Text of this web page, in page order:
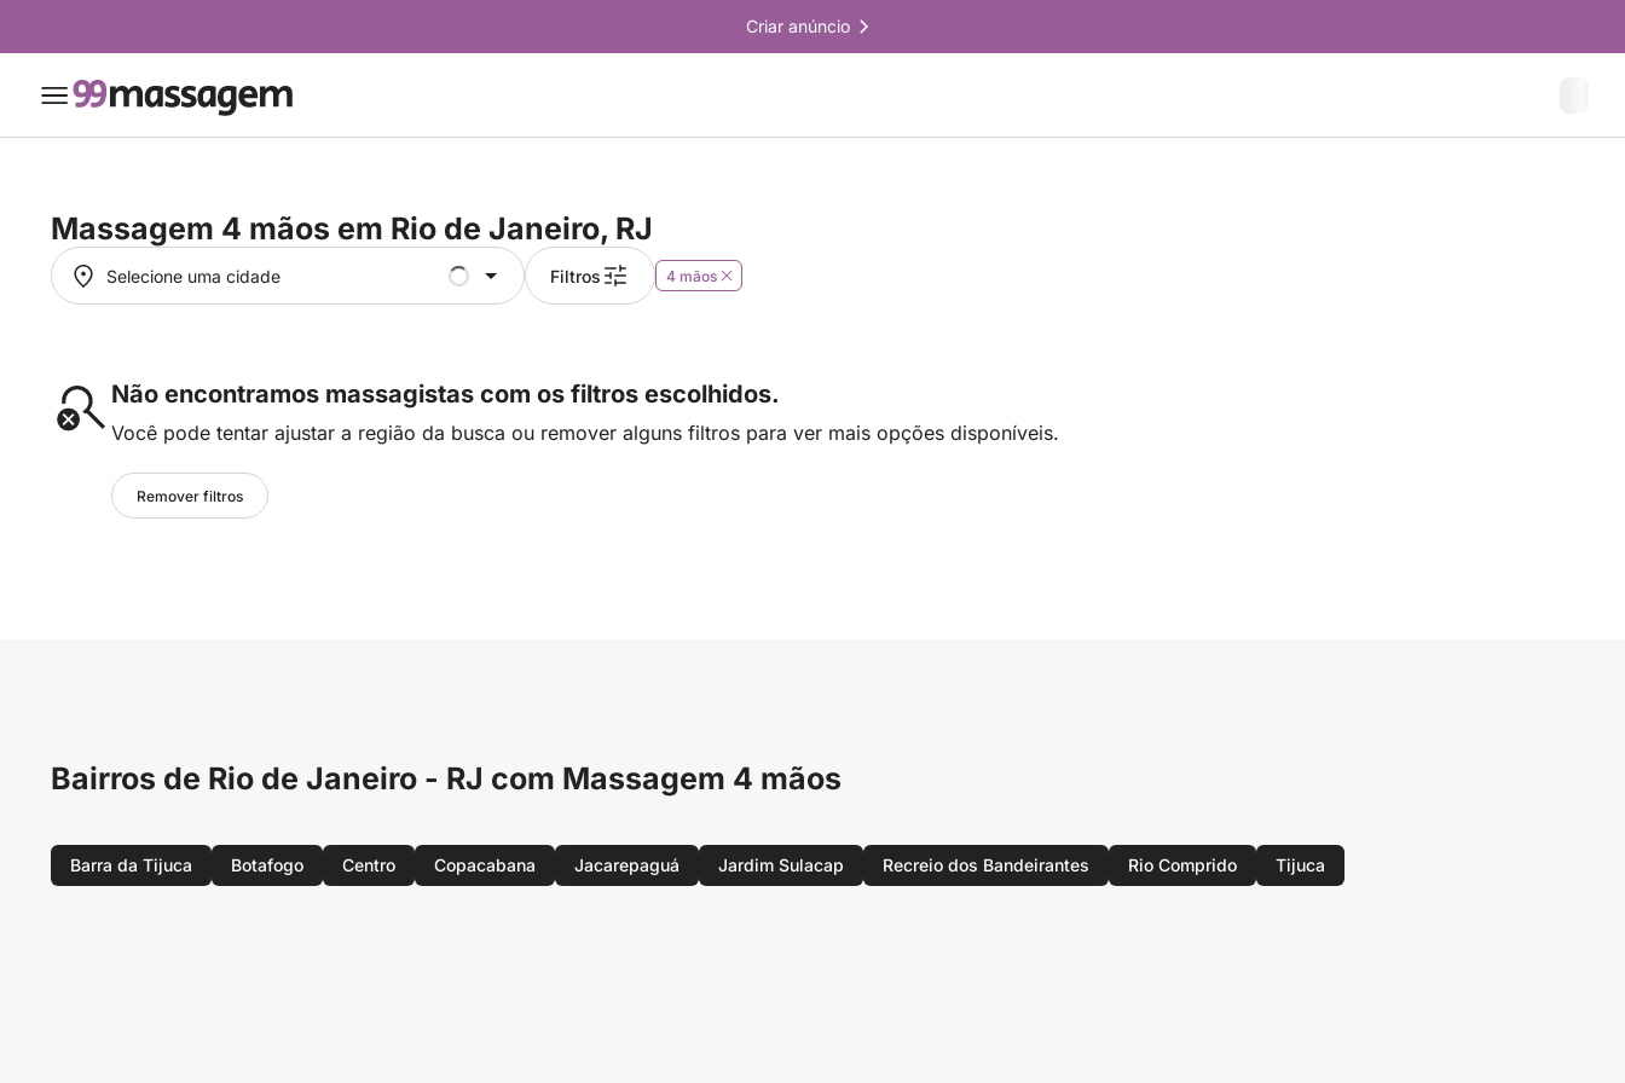
Criar anúncio
Massagem 4 mãos em Rio de Janeiro, RJ
Selecione uma cidade
Selecione uma cidade Filtros 4 mãos
Não encontramos massagistas com os filtros escolhidos.
Você pode tentar ajustar a região da busca ou remover alguns filtros para ver mais opções disponíveis.
Remover filtros
Bairros de Rio de Janeiro - RJ com Massagem 4 mãos
Barra da Tijuca Botafogo Centro Copacabana Jacarepaguá Jardim Sulacap Recreio dos Bandeirantes Rio Comprido Tijuca